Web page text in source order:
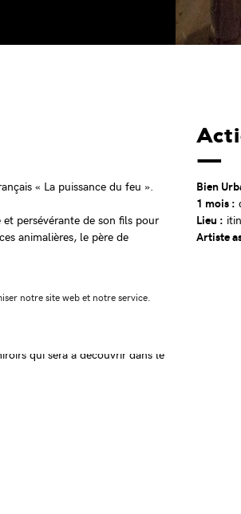
notre site web et notre service.
« La puissance du feu ».
persévérante de son fils pour
animalières, le père de
a souhaité rendre
qui sera à découvrir dans le
Bien
1 mois :
Lieu :
Artiste
(UA),
Surfil